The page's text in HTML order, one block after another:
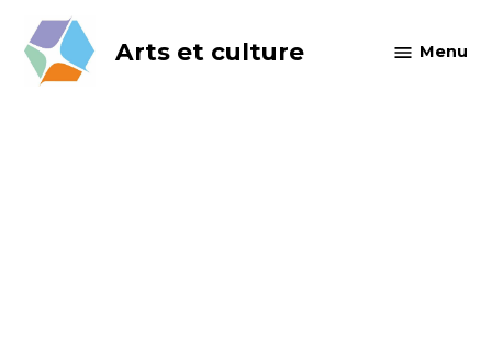
content
Arts et culture Menu